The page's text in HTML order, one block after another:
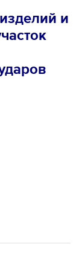
и